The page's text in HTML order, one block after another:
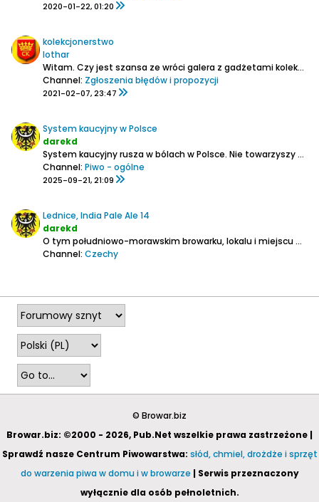
2020-01-22, 01:20
kolekcjonerstwo
lothar
Witam. Czy jest szansa ze wróci galera z gadżetami kolekcjonerskimi? Na starym forum było na głównej stronie.
Channel: Zgłoszenia błędów i propozycji
2021-02-07, 23:47
System kaucyjny w Polsce
darekd
System kaucyjny rusza w bólach w Polsce. Nie towarzyszy ma szeroko zakrojona kampania informacyjna, natomiast już słychać o wielu wątpliwościach i niepewności ze strony m.in. mniejszych sklepów.
Channel: Piwo - ogólne
2025-09-21, 21:09
Lednice, India Pale Ale 14
darekd
O tym południowo-morawskim browarku, lokalu i miejscu więcej tutaj:
Channel: Czechy
© Browar.biz
Browar.biz: ©2000 - 2026, Pub.Net wszelkie prawa zastrzeżone |
Sprawdź nasze Centrum Piwowarstwa: słód, chmiel, drożdże i sprzęt
do warzenia piwa w domu i w browarze | Serwis przeznaczony
wyłącznie dla osób pełnoletnich.